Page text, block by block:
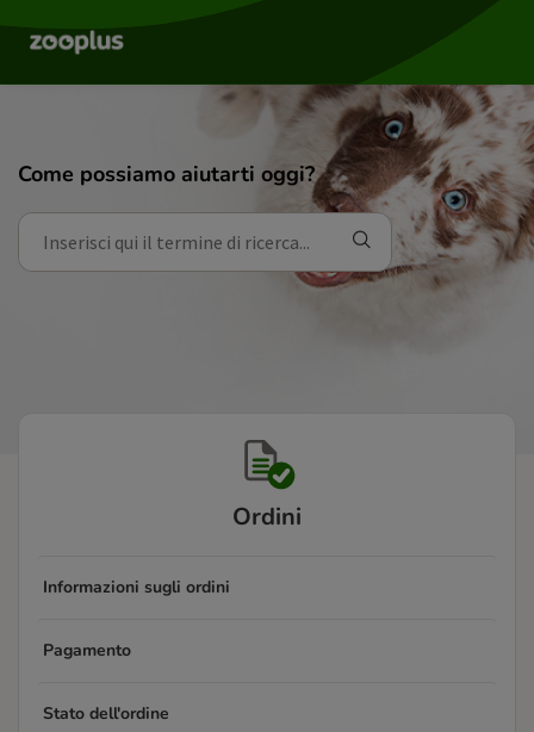
Come possiamo aiutarti oggi?
Ordini
Informazioni sugli ordini
Pagamento
Stato dell'ordine